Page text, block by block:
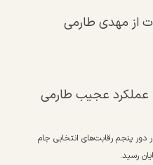
از مهدی طارمی
عملکرد عجیب طارمی
دور پنجم رقابت‌های انتخابی جام